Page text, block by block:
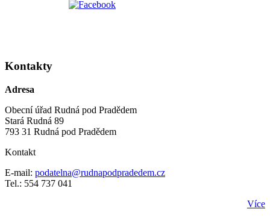
Kontakty
Adresa
Obecní úřad Rudná pod Pradědem
Stará Rudná 89
793 31 Rudná pod Pradědem
Kontakt
E-mail: podatelna@rudnapodpradedem.cz
Tel.: 554 737 041
Více